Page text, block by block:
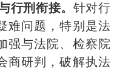
行刑衔接。 针对行
难问题，特别是法
强与法院、检察院
商研判，破解执法